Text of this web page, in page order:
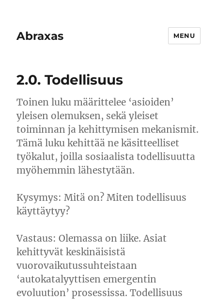
Abraxas MENU
2.0. Todellisuus
Toinen luku määrittelee ‘asioiden’
yleisen olemuksen, sekä yleiset
toiminnan ja kehittymisen mekanismit.
Tämä luku kehittää ne käsitteelliset
työkalut, joilla sosiaalista todellisuutta
myöhemmin lähestytään.
Kysymys: Mitä on? Miten todellisuus
käyttäytyy?
Vastaus: Olemassa on liike. Asiat
kehittyvät keskinäisistä
vuorovaikutussuhteistaan
‘autokatalyyttisen emergentin
evoluution’ prosessissa. Todellisuus